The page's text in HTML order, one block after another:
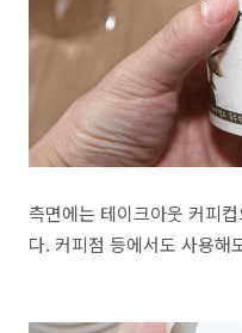
측면에는 테이크아웃 커피
다. 커피점 등에서도 사용해